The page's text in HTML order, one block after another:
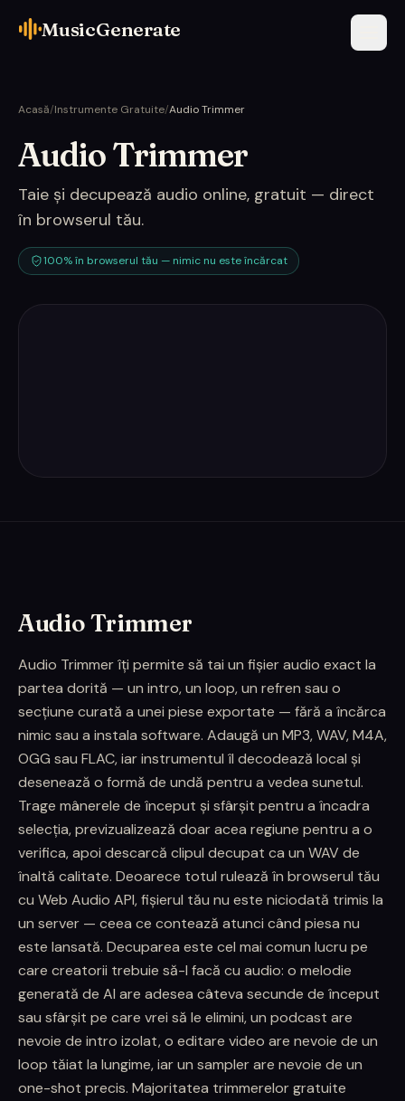
MusicGenerate
Acasă/Instrumente Gratuite/Audio Trimmer
Audio Trimmer
Taie și decupează audio online, gratuit — direct
în browserul tău.
100% în browserul tău — nimic nu este încărcat
Audio Trimmer
Audio Trimmer îți permite să tai un fișier audio exact la
partea dorită — un intro, un loop, un refren sau o
secțiune curată a unei piese exportate — fără a încărca
nimic sau a instala software. Adaugă un MP3, WAV, M4A,
OGG sau FLAC, iar instrumentul îl decodează local și
desenează o formă de undă pentru a vedea sunetul.
Trage mânerele de început și sfârșit pentru a încadra
selecția, previzualizează doar acea regiune pentru a o
verifica, apoi descarcă clipul decupat ca un WAV de
înaltă calitate. Deoarece totul rulează în browserul tău
cu Web Audio API, fișierul tău nu este niciodată trimis la
un server — ceea ce contează atunci când piesa nu
este lansată. Decuparea este cel mai comun lucru pe
care creatorii trebuie să-l facă cu audio: o melodie
generată de AI are adesea câteva secunde de început
sau sfârșit pe care vrei să le elimini, un podcast are
nevoie de intro izolat, o editare video are nevoie de un
loop tăiat la lungime, iar un sampler are nevoie de un
one-shot precis. Majoritatea trimmerelor gratuite